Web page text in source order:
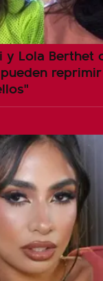
y Lola Berthet